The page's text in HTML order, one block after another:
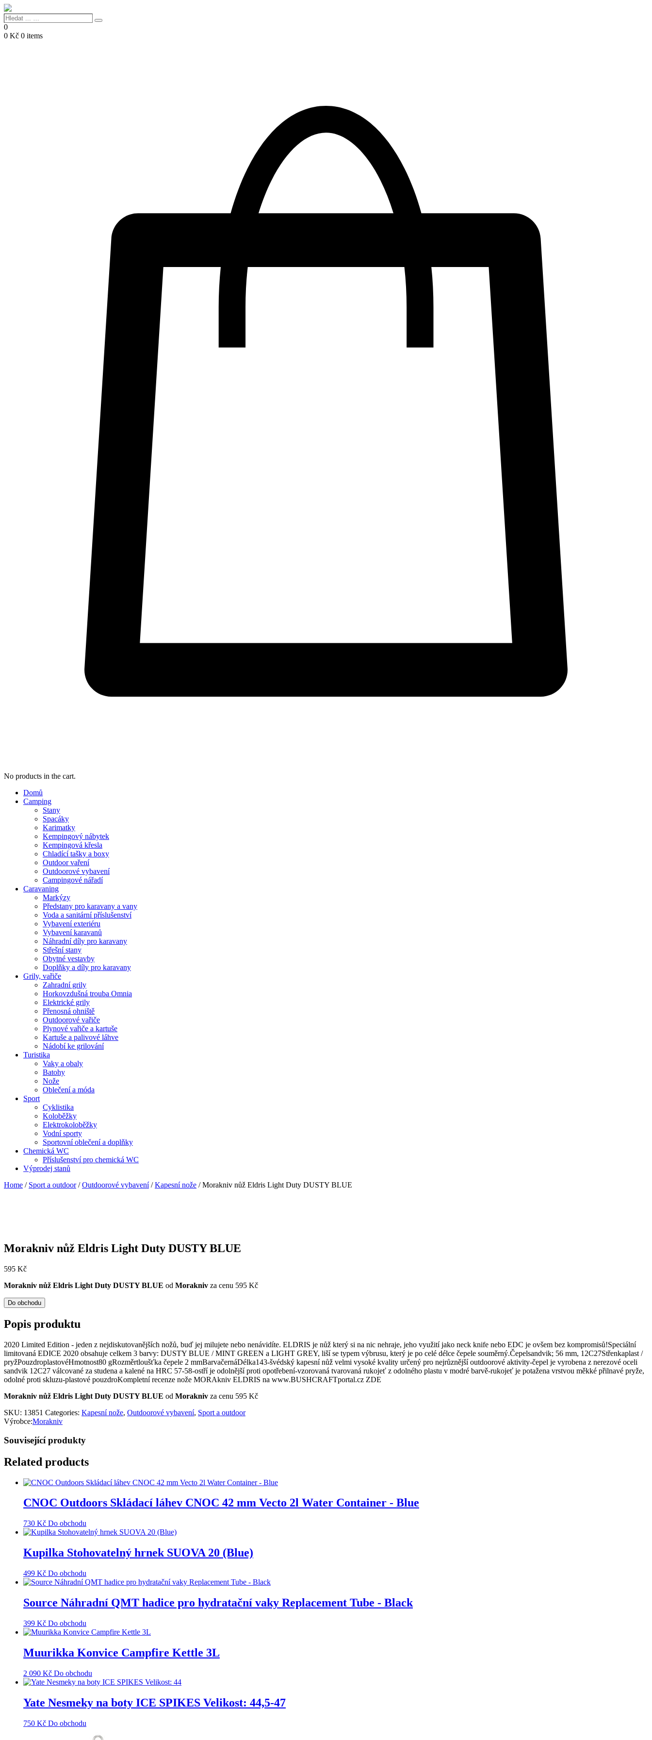
Hledat
...
…
Search
0
0 Kč 0 items
No products in the cart.
Domů
Camping
Stany
Spacáky
Karimatky
Kempingový nábytek
Kempingová křesla
Chladící tašky a boxy
Outdoor vaření
Outdoorové vybavení
Campingové nářadí
Caravaning
Markýzy
Předstany pro karavany a vany
Voda a sanitární příslušenství
Vybavení exteriéru
Vybavení karavanů
Náhradní díly pro karavany
Střešní stany
Obytné vestavby
Doplňky a díly pro karavany
Grily, vařiče
Zahradní grily
Horkovzdušná trouba Omnia
Elektrické grily
Přenosná ohniště
Outdoorové vařiče
Plynové vařiče a kartuše
Kartuše a palivové láhve
Nádobí ke grilování
Turistika
Vaky a obaly
Batohy
Nože
Oblečení a móda
Sport
Cyklistika
Koloběžky
Elektrokoloběžky
Vodní sporty
Sportovní oblečení a doplňky
Chemická WC
Příslušenství pro chemická WC
Výprodej stanů
Home / Sport a outdoor/Outdoorové vybavení/Kapesní nože / Morakniv nůž Eldris Light Duty DUSTY BLUE
Morakniv nůž Eldris Light Duty DUSTY BLUE
595 Kč
Morakniv nůž Eldris Light Duty DUSTY BLUE od Morakniv za cenu 595 Kč
Do obchodu
Popis produktu
2020 Limited Edition - jeden z nejdiskutovanějších nožů, buď jej milujete nebo nenávidíte. ELDRIS je nůž který si na nic nehraje, jeho využití jako neck knife nebo EDC je ovšem bez kompromisů!Speciální
limitovaná EDICE 2020 obsahuje celkem 3 barvy: DUSTY BLUE / MINT GREEN a LIGHT GREY, liší se typem výbrusu, který je po celé délce čepele souměrný.Čepelsandvik; 56 mm, 12C27Střenkaplast /
pryžPouzdroplastovéHmotnost80 gRozměrtloušťka čepele 2 mmBarvačernáDélka143-švédský kapesní nůž velmi vysoké kvality určený pro nejrůznější outdoorové aktivity-čepel je vyrobena z nerezové oceli
sandvik 12C27 válcované za studena a kalené na HRC 57-58-ostří je odolnější proti opotřebení-vzorovaná tvarovaná rukojeť z odolného plastu v modré barvě-rukojeť je potažena vrstvou měkké přilnavé pryže,
odolné proti skluzu-plastové pouzdroKompletní recenze nože MORAkniv ELDRIS na www.BUSHCRAFTportal.cz ZDE
Morakniv nůž Eldris Light Duty DUSTY BLUE od Morakniv za cenu 595 Kč
SKU: 13851 Categories: Kapesní nože, Outdoorové vybavení, Sport a outdoor
Výrobce:Morakniv
Související produkty
Related products
CNOC Outdoors Skládací láhev CNOC 42 mm Vecto 2l Water Container - Blue
730 Kč Do obchodu
Kupilka Stohovatelný hrnek SUOVA 20 (Blue)
499 Kč Do obchodu
Source Náhradní QMT hadice pro hydratační vaky Replacement Tube - Black
399 Kč Do obchodu
Muurikka Konvice Campfire Kettle 3L
2 090 Kč Do obchodu
Yate Nesmeky na boty ICE SPIKES Velikost: 44,5-47
750 Kč Do obchodu